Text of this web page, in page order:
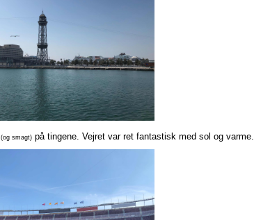
(og smagt) på tingene. Vejret var ret fantastisk med sol og varme.